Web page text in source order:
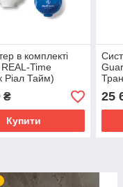
в комплекті
Time
Ріал Тайм)
MMT-7725WW
₴
Купити
25